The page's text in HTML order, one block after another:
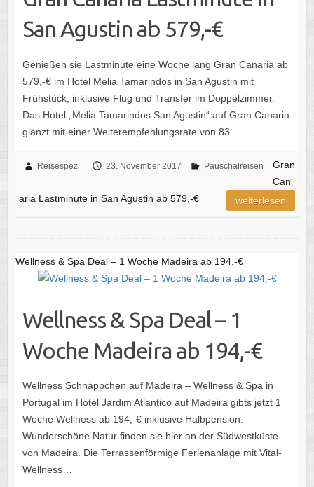
San Agustin ab 579,-€
Genießen sie Lastminute eine Woche lang Gran Canaria ab
579,-€ im Hotel Melia Tamarindos in San Agustin mit
Frühstück, inklusive Flug und Transfer im Doppelzimmer.
Das Hotel „Melia Tamarindos San Agustin“ auf Gran Canaria
glänzt mit einer Weiterempfehlungsrate von 83…
Reisespezi 23. November 2017 Pauschalreisen
Gran
Can
aria Lastminute in San Agustin ab 579,-€
weiterlesen
Wellness & Spa Deal – 1 Woche Madeira ab 194,-€
Wellness & Spa Deal – 1
Woche Madeira ab 194,-€
Wellness Schnäppchen auf Madeira – Wellness & Spa in
Portugal im Hotel Jardim Atlantico auf Madeira gibts jetzt 1
Woche Wellness ab 194,-€ inklusive Halbpension.
Wunderschöne Natur finden sie hier an der Südwestküste
von Madeira. Die Terrassenförmige Ferienanlage mit Vital-
Wellness…